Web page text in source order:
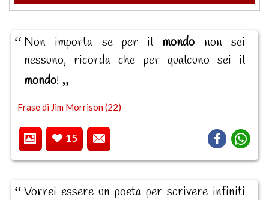
Non importa se per il mondo non sei
nessuno, ricorda che per qualcuno sei il
mondo!
Frase di Jim Morrison (22)
15
Vorrei essere un poeta per scrivere infiniti